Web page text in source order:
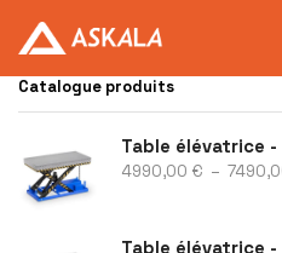
Catalogue produits
Table élévatrice -
4990,00 € –
Table élévatrice -